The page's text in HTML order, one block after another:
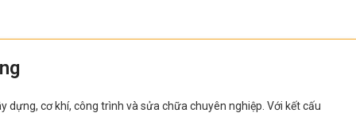
dựng, cơ khí, công trình và sửa chữa chuyên nghiệp. Với kết cấu